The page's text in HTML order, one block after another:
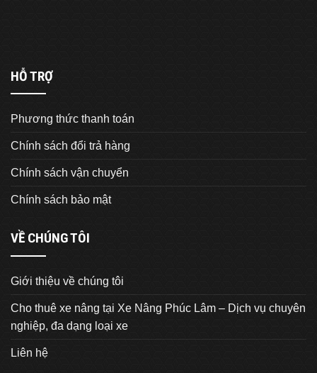
HỖ TRỢ
Phương thức thanh toán
Chính sách đổi trả hàng
Chính sách vận chuyển
Chính sách bảo mật
VỀ CHÚNG TÔI
Giới thiệu về chúng tôi
Cho thuê xe nâng tại Xe Nâng Phúc Lâm – Dịch vụ chuyên
nghiệp, đa dạng loại xe
Liên hệ